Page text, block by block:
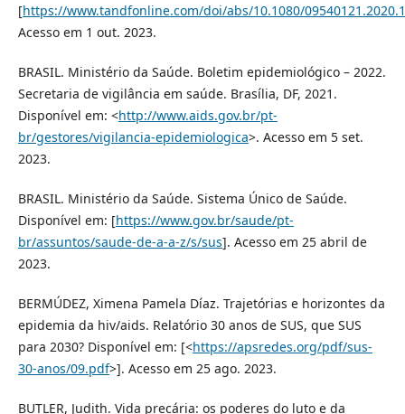
[https://www.tandfonline.com/doi/abs/10.1080/
Acesso em 1 out. 2023.
BRASIL. Ministério da Saúde. Boletim epidemiológico – 2022.
Secretaria de vigilância em saúde. Brasília, DF, 2021.
Disponível em: <http://www.aids.gov.br/pt-
br/gestores/vigilancia-epidemiologica>. Acesso em 5 set.
2023.
BRASIL. Ministério da Saúde. Sistema Único de Saúde.
Disponível em: [https://www.gov.br/saude/pt-
br/assuntos/saude-de-a-a-z/s/sus]. Acesso em 25 abril de
2023.
BERMÚDEZ, Ximena Pamela Díaz. Trajetórias e horizontes da
epidemia da hiv/aids. Relatório 30 anos de SUS, que SUS
para 2030? Disponível em: [<https://apsredes.org/pdf/sus-
30-anos/09.pdf>]. Acesso em 25 ago. 2023.
BUTLER, Judith. Vida precária: os poderes do luto e da